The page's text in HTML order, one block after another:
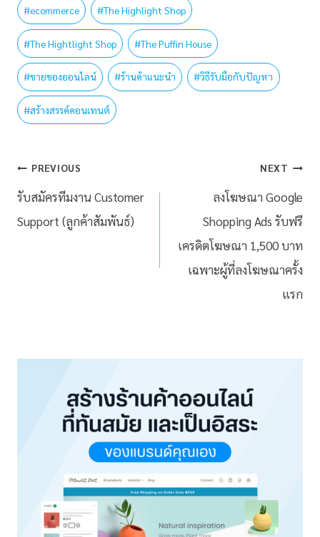
#ecommerce #The Highlight Shop
#The Hightlight Shop #The Puffin House
#ขายของออนไลน์ #ร้านค้าแนะนำ #วิธีรับมือกับปัญหา
#สร้างสรรค์คอนเทนต์
PREVIOUS
รับสมัครทีมงาน Customer
Support (ลูกค้าสัมพันธ์)
NEXT
ลงโฆษณา Google
Shopping Ads รับฟรี
เครดิตโฆษณา 1,500 บาท
เฉพาะผู้ที่ลงโฆษณาครั้ง
แรก